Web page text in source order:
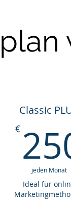
Classic
€
jeden Monat
Ideal für